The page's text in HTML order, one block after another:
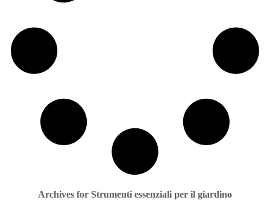
Archives for Strumenti essenziali per il giardino